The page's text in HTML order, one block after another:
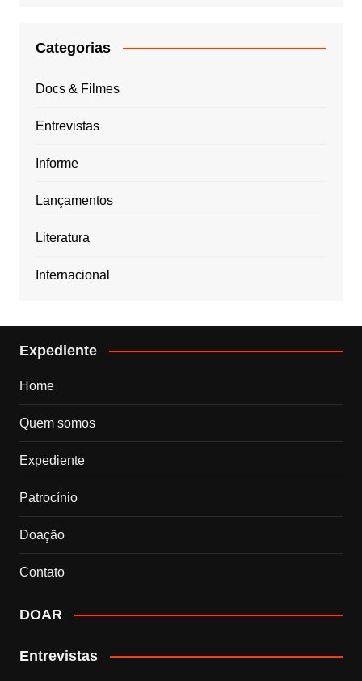
Categorias
Docs & Filmes
Entrevistas
Informe
Lançamentos
Literatura
Internacional
Expediente
Home
Quem somos
Expediente
Patrocínio
Doação
Contato
DOAR
Entrevistas